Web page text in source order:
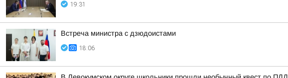
19:31
Встреча министра с дзюдоистами
18:06